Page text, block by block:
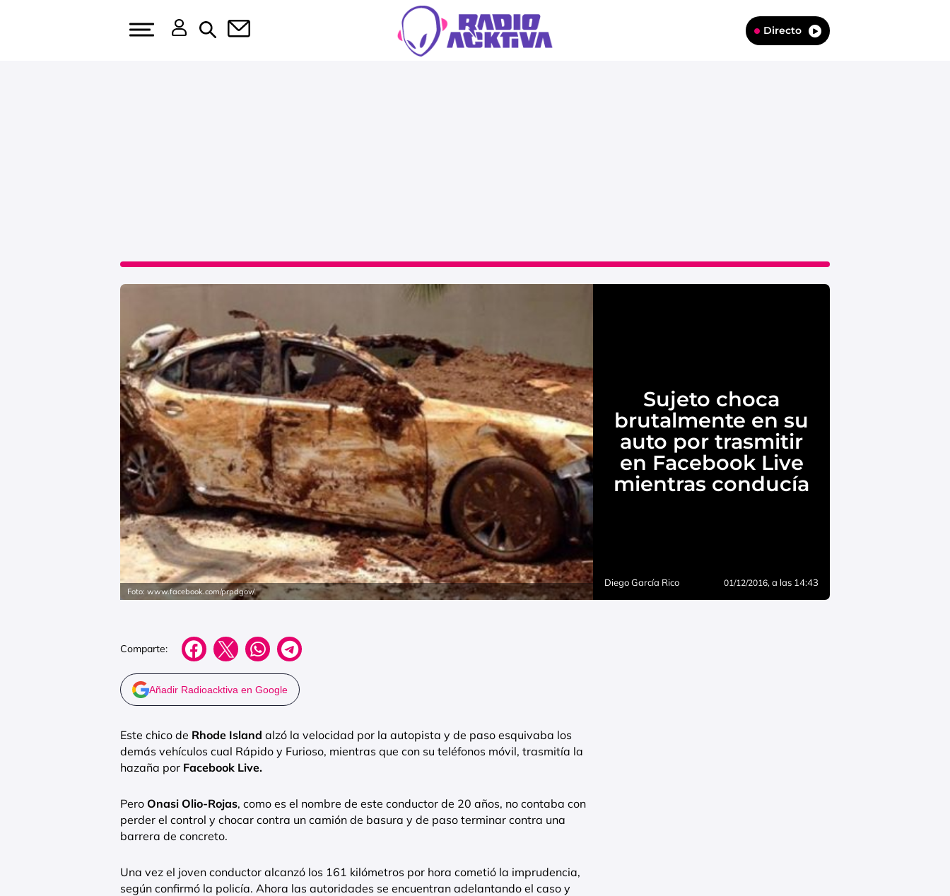
Directo
Foto: www.facebook.com/prpdgov/
Sujeto choca
brutalmente en su
auto por trasmitir
en Facebook Live
mientras conducía
Diego García Rico 01/12/2016, a las 14:43
Comparte:
Añadir Radioacktiva en Google
Este chico de Rhode Island alzó la velocidad por la autopista y de paso esquivaba los
demás vehículos cual Rápido y Furioso, mientras que con su teléfonos móvil, trasmitía la
hazaña por Facebook Live.
Pero Onasi Olio-Rojas, como es el nombre de este conductor de 20 años, no contaba con
perder el control y chocar contra un camión de basura y de paso terminar contra una
barrera de concreto.
Una vez el joven conductor alcanzó los 161 kilómetros por hora cometió la imprudencia,
según confirmó la policía. Ahora las autoridades se encuentran adelantando el caso y